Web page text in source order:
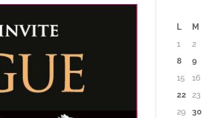
L M
1
2
8
9
15
16
22
23
29
30